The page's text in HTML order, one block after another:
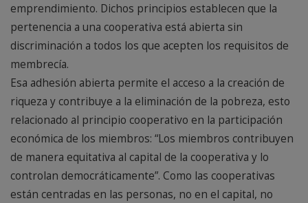
emprendimiento. Dichos principios establecen que la
pertenencia a una cooperativa está abierta sin
discriminación a todos los que acepten los requisitos de
membrecía.
Esa adhesión abierta permite el acceso a la creación de
riqueza y contribuye a la eliminación de la pobreza, esto
relacionado al principio cooperativo en la participación
económica de los miembros: “Los miembros contribuyen
de manera equitativa al capital de la cooperativa y lo
controlan democráticamente”. Como las cooperativas
están centradas en las personas, no en el capital, no